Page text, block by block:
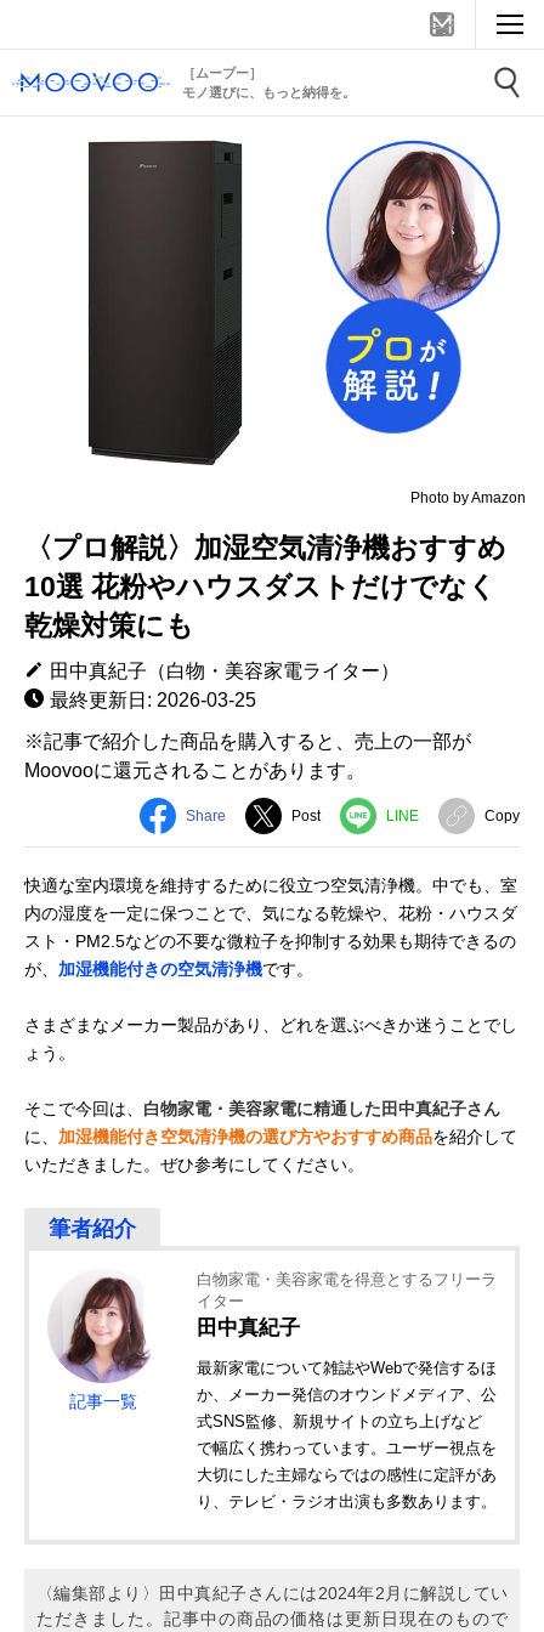
［ムーブー］
モノ選びに、もっと納得を。
Photo by Amazon
〈プロ解説〉加湿空気清浄機おすすめ
10選 花粉やハウスダストだけでなく
乾燥対策にも
田中真紀子（白物・美容家電ライター）
最終更新日: 2026-03-25
※記事で紹介した商品を購入すると、売上の一部が
Moovooに還元されることがあります。
Share Post LINE Copy
快適な室内環境を維持するために役立つ空気清浄機。中でも、室
内の湿度を一定に保つことで、気になる乾燥や、花粉・ハウスダ
スト・PM2.5などの不要な微粒子を抑制する効果も期待できるの
が、 加湿機能付きの空気清浄機です。
さまざまなメーカー製品があり、どれを選ぶべきか迷うことでし
ょう。
そこで今回は、 白物家電・美容家電に精通した田中真紀子さん
に、 加湿機能付き空気清浄機の選び方やおすすめ商品を紹介して
いただきました。ぜひ参考にしてください。
記事一覧
白物家電・美容家電を得意とするフリーラ
イター
田中真紀子
最新家電について雑誌やWebで発信するほ
か、メーカー発信のオウンドメディア、公
式SNS監修、新規サイトの立ち上げなど
で幅広く携わっています。ユーザー視点を
大切にした主婦ならではの感性に定評があ
り、テレビ・ラジオ出演も多数あります。
〈編集部より〉田中真紀子さんには2024年2月に解説してい
ただきました。記事中の商品の価格は更新日現在のもので